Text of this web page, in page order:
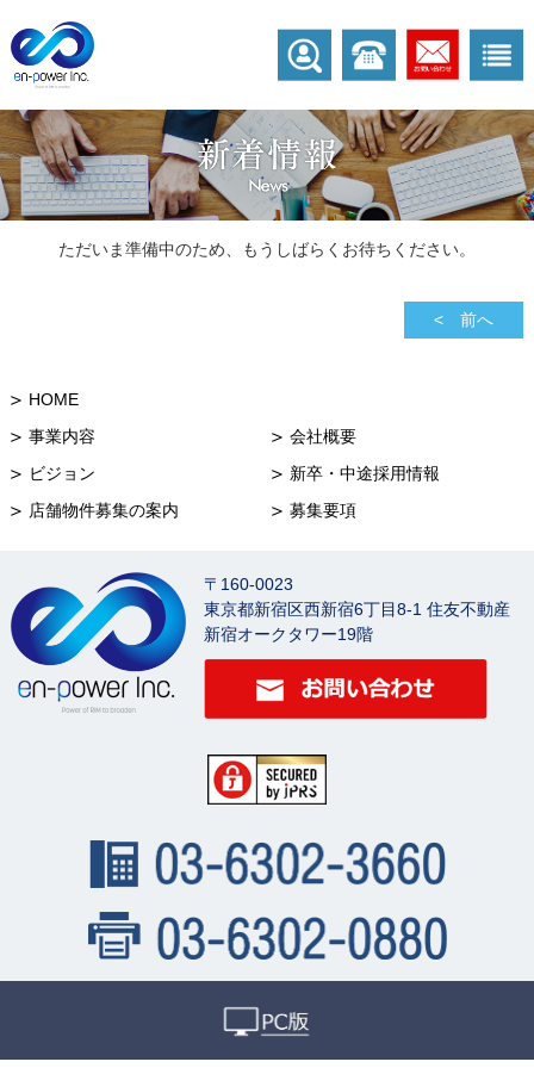
ただいま準備中のため、もうしばらくお待ちください。
< 前へ
HOME
事業内容
会社概要
ビジョン
新卒・中途採用情報
店舗物件募集の案内
募集要項
〒160-0023
東京都新宿区西新宿6丁目8-1 住友不動産
新宿オークタワー19階